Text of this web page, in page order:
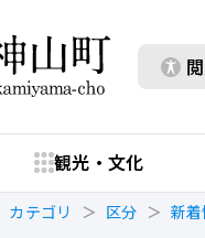
観光・文化
カテゴリ 区分
新